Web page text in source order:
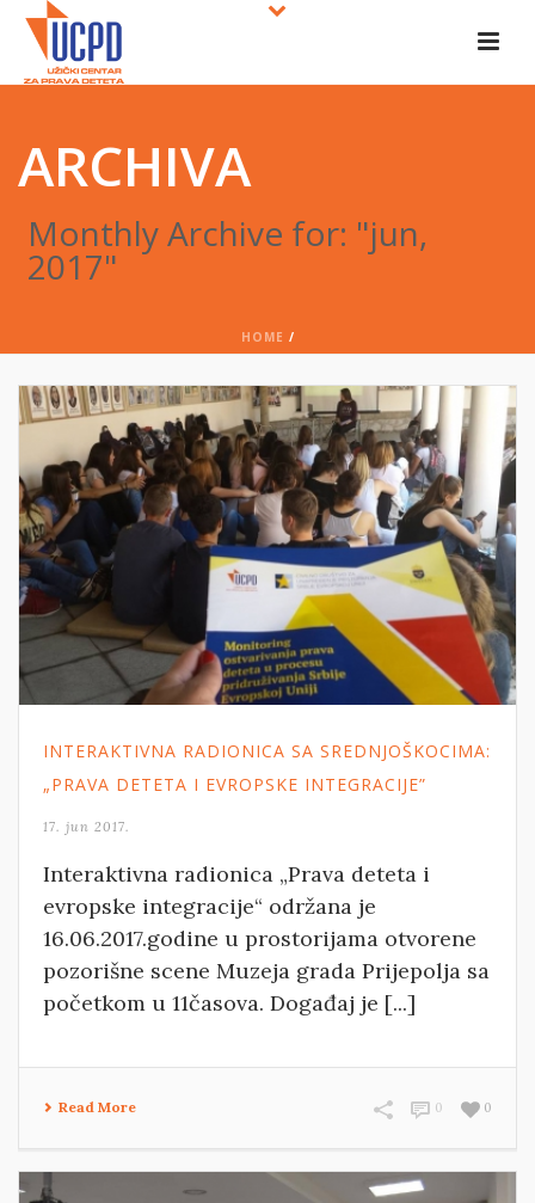
ARCHIVA
Monthly Archive for: "jun,
2017"
HOME /
INTERAKTIVNA RADIONICA SA SREDNJOŠKOCIMA:
„PRAVA DETETA I EVROPSKE INTEGRACIJE”
17. jun 2017.
Interaktivna radionica „Prava deteta i
evropske integracije“ održana je
16.06.2017.godine u prostorijama otvorene
pozorišne scene Muzeja grada Prijepolja sa
početkom u 11časova. Događaj je [...]
Read More 0
0